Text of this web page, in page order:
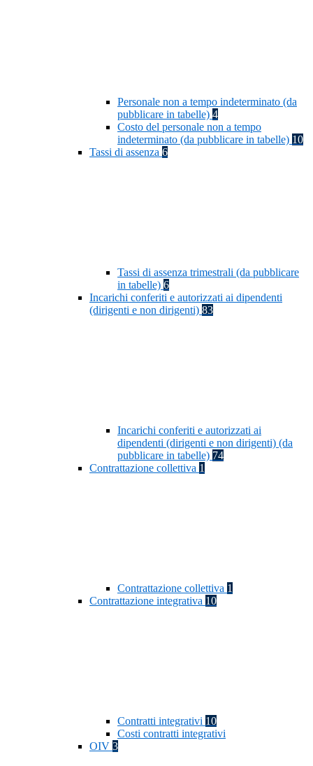
Personale non a tempo indeterminato (da
pubblicare in tabelle) 4
Costo del personale non a tempo
indeterminato (da pubblicare in tabelle) 10
Tassi di assenza 6
Tassi di assenza trimestrali (da pubblicare
in tabelle) 6
Incarichi conferiti e autorizzati ai dipendenti
(dirigenti e non dirigenti) 83
Incarichi conferiti e autorizzati ai
dipendenti (dirigenti e non dirigenti) (da
pubblicare in tabelle) 74
Contrattazione collettiva 1
Contrattazione collettiva 1
Contrattazione integrativa 10
Contratti integrativi 10
Costi contratti integrativi
OIV 3